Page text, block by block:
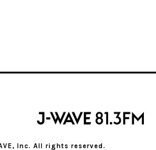
Inc. All rights reserved.